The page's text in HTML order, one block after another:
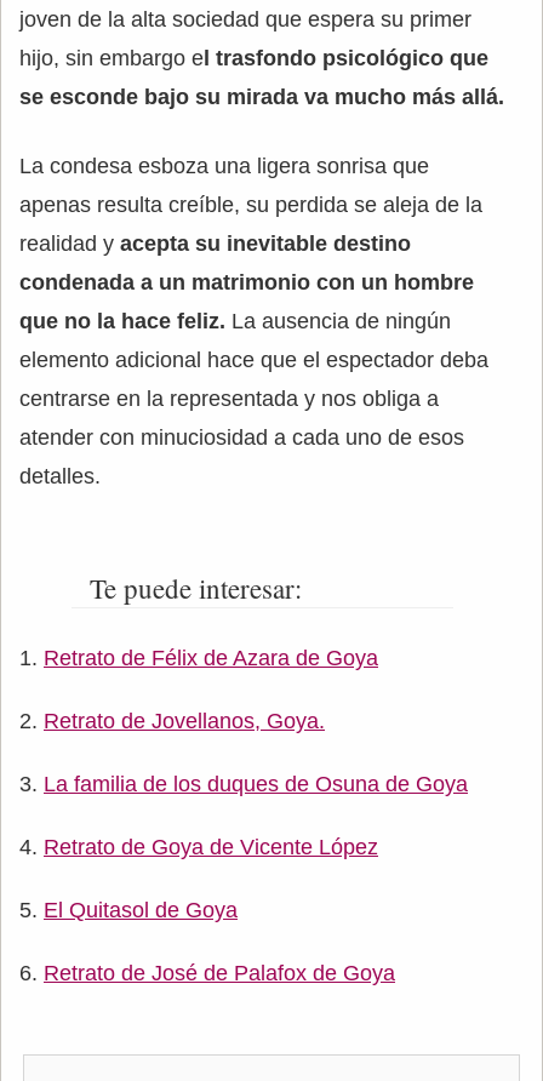
joven de la alta sociedad que espera su primer
hijo, sin embargo el trasfondo psicológico que
se esconde bajo su mirada va mucho más allá.
La condesa esboza una ligera sonrisa que
apenas resulta creíble, su perdida se aleja de la
realidad y acepta su inevitable destino
condenada a un matrimonio con un hombre
que no la hace feliz. La ausencia de ningún
elemento adicional hace que el espectador deba
centrarse en la representada y nos obliga a
atender con minuciosidad a cada uno de esos
detalles.
Te puede interesar:
Retrato de Félix de Azara de Goya
Retrato de Jovellanos, Goya.
La familia de los duques de Osuna de Goya
Retrato de Goya de Vicente López
El Quitasol de Goya
Retrato de José de Palafox de Goya